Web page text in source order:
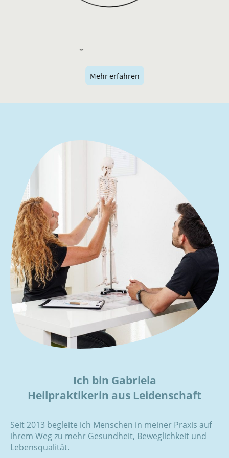
Mehr erfahren
Ich bin Gabriela
Heilpraktikerin aus Leidenschaft
Seit 2013 begleite ich Menschen in meiner Praxis auf
ihrem Weg zu mehr Gesundheit, Beweglichkeit und
Lebensqualität.